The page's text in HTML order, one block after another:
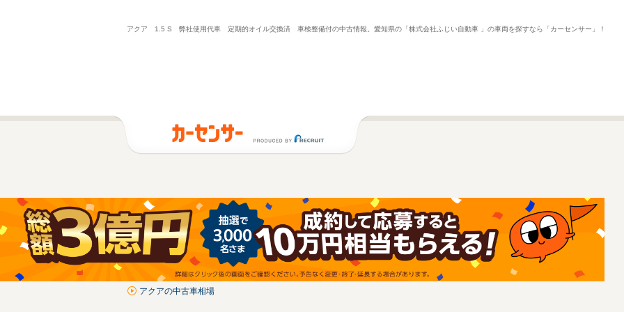
アクア 1.5 S 弊社使用代車 定期的オイル交換済 車検整備付の中古情報。愛知県の「株式会社ふじい自動車 」の車両を探すなら「カーセンサー」！
アクアの中古車相場